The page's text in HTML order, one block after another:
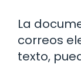
La
correos
texto,